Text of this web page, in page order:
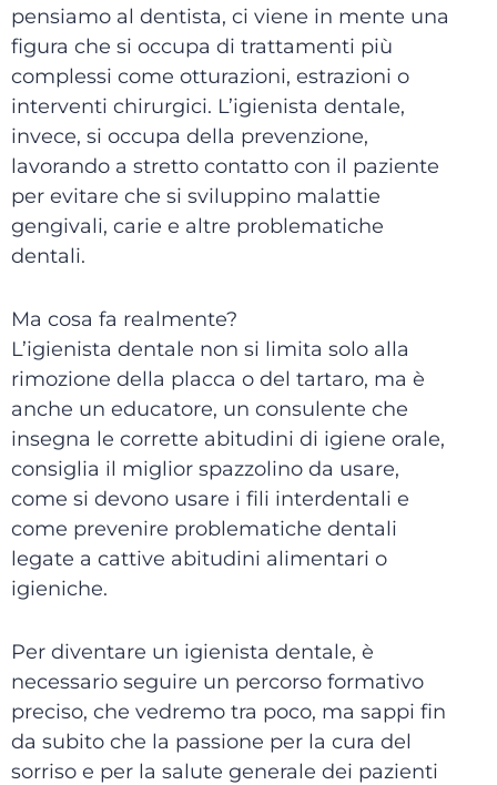
pensiamo al dentista, ci viene in mente una
figura che si occupa di trattamenti più
complessi come otturazioni, estrazioni o
interventi chirurgici. L’igienista dentale,
invece, si occupa della prevenzione,
lavorando a stretto contatto con il paziente
per evitare che si sviluppino malattie
gengivali, carie e altre problematiche
dentali.
Ma cosa fa realmente?
L’igienista dentale non si limita solo alla
rimozione della placca o del tartaro, ma è
anche un educatore, un consulente che
insegna le corrette abitudini di igiene orale,
consiglia il miglior spazzolino da usare,
come si devono usare i fili interdentali e
come prevenire problematiche dentali
legate a cattive abitudini alimentari o
igieniche.
Per diventare un igienista dentale, è
necessario seguire un percorso formativo
preciso, che vedremo tra poco, ma sappi fin
da subito che la passione per la cura del
sorriso e per la salute generale dei pazienti